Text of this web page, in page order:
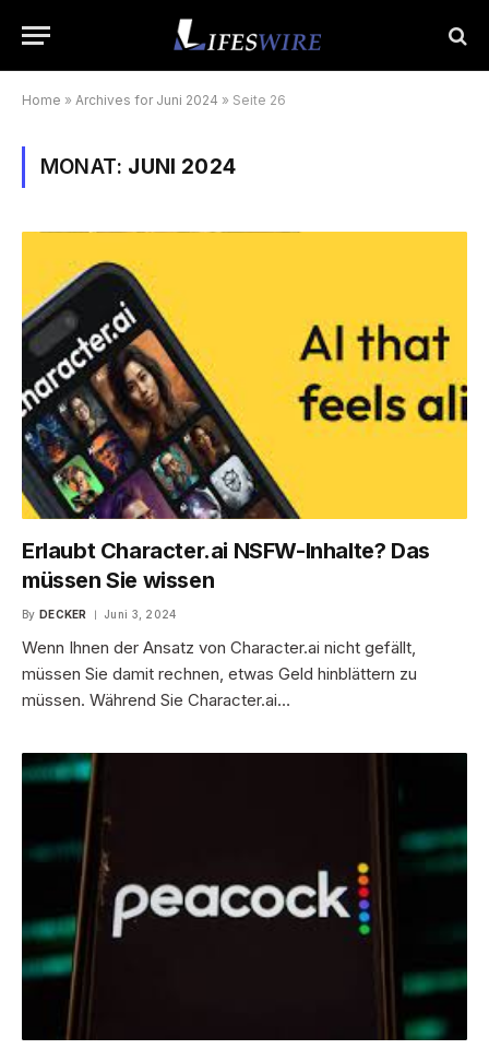
Home » Archives for Juni 2024 » Seite 26
MONAT: JUNI 2024
Erlaubt Character.ai NSFW-Inhalte? Das
müssen Sie wissen
By DECKER Juni 3, 2024
Wenn Ihnen der Ansatz von Character.ai nicht gefällt,
müssen Sie damit rechnen, etwas Geld hinblättern zu
müssen. Während Sie Character.ai…